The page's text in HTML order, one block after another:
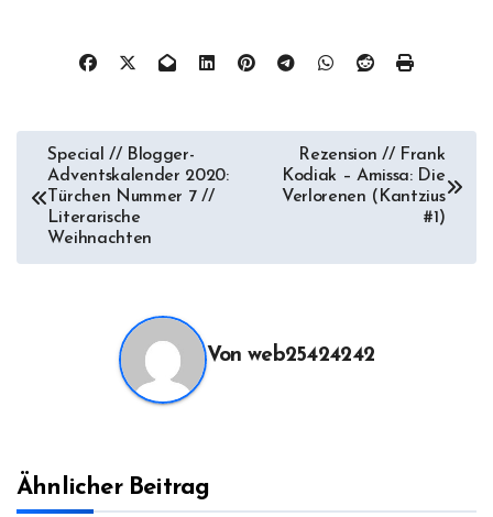
Beitragsnavigation
Special // Blogger-
Adventskalender 2020:
Türchen Nummer 7 //
Literarische
Weihnachten
Rezension // Frank
Kodiak – Amissa: Die
Verlorenen (Kantzius
#1)
Von web25424242
Ähnlicher Beitrag